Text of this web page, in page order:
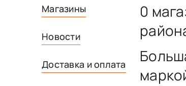
Магазины
Новости
Доставка и оплата
0